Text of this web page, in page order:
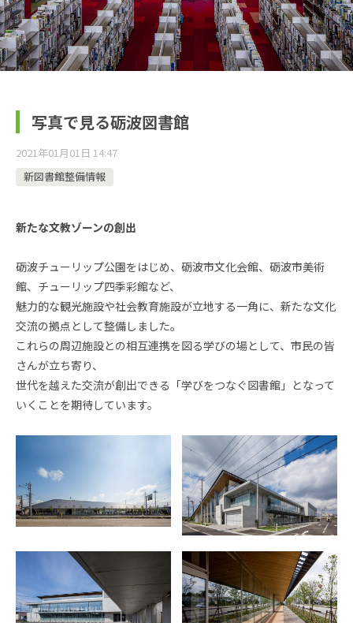
写真で見る砺波図書館
2021年01月01日 14:47
新図書館整備情報
新たな文教ゾーンの創出
砺波チューリップ公園をはじめ、砺波市文化会館、砺波市美術
館、チューリップ四季彩館など、
魅力的な観光施設や社会教育施設が立地する一角に、新たな文化
交流の拠点として整備しました。
これらの周辺施設との相互連携を図る学びの場として、市民の皆
さんが立ち寄り、
世代を越えた交流が創出できる「学びをつなぐ図書館」となって
いくことを期待しています。